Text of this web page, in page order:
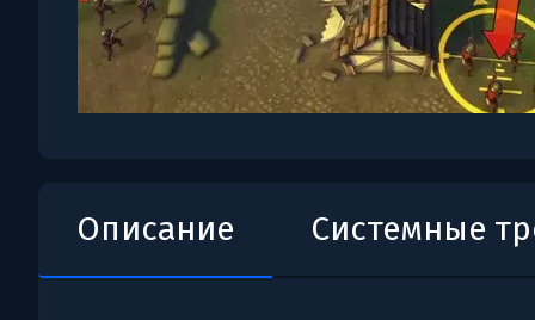
Описание Системные